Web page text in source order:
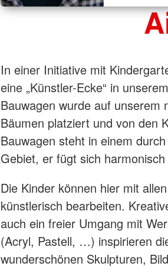
In einer Initiative mit
eine „Künstler-Ecke“ in
Bauwagen wurde auf unserem
Bäumen platziert und von den
Bauwagen steht in einem
Gebiet, er fügt sich
Die Kinder können hier mit
künstlerisch bearbeiten.
auch ein freier Umgang mit
(Acryl, Pastell, …) inspirieren
wunderschönen Skulpturen,